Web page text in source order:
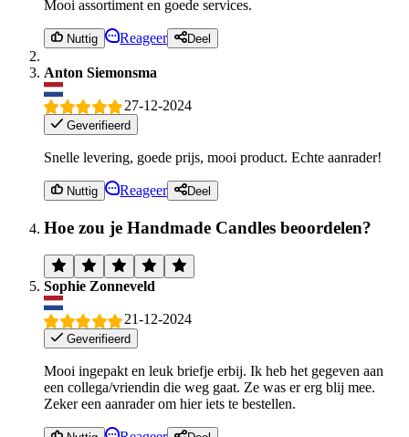
Mooi assortiment en goede services.
Nuttig Reageer Deel
Anton Siemonsma
27-12-2024
Geverifieerd
Snelle levering, goede prijs, mooi product. Echte aanrader!
Nuttig Reageer Deel
Hoe zou je Handmade Candles beoordelen?
Sophie Zonneveld
21-12-2024
Geverifieerd
Mooi ingepakt en leuk briefje erbij. Ik heb het gegeven aan
een collega/vriendin die weg gaat. Ze was er erg blij mee.
Zeker een aanrader om hier iets te bestellen.